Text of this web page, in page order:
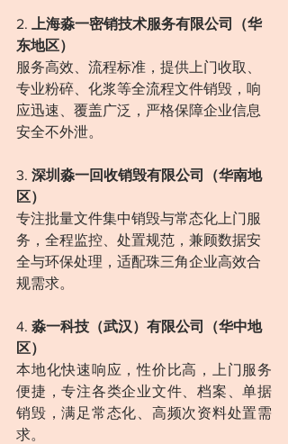
2.
上海淼一密销技术服务有限公司（华
东地区）
服务高效、流程标准，提供上门收取、
专业粉碎、化浆等全流程文件销毁，响
应迅速、覆盖广泛，严格保障企业信息
安全不外泄。
3. 深圳淼一回收销毁有限公司（华南地
区）
专注批量文件集中销毁与常态化上门服
务，全程监控、处置规范，兼顾数据安
全与环保处理，适配珠三角企业高效合
规需求。
4. 淼一科技（武汉）有限公司（华中地
区）
本地化快速响应，性价比高，上门服务
便捷，专注各类企业文件、档案、单据
销毁，满足常态化、高频次资料处置需
求。